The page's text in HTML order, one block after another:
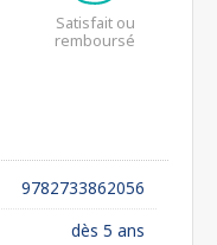
Satisfait ou
remboursé
9782733862056
dès 5 ans